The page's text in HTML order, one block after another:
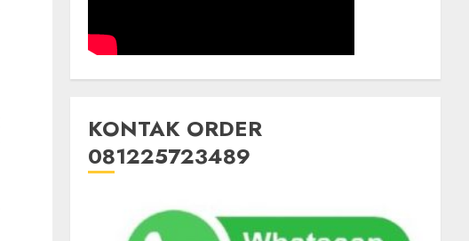
KONTAK ORDER
081225723489